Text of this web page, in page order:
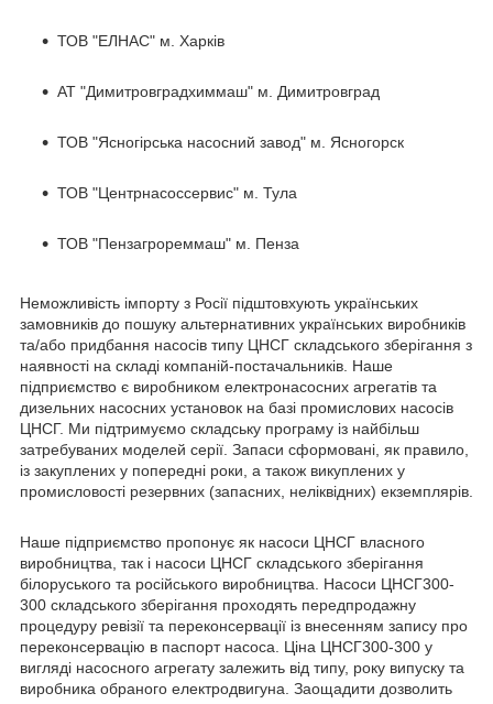
ТОВ "ЕЛНАС" м. Харків
АТ "Димитровградхиммаш" м. Димитровград
ТОВ "Ясногірська насосний завод" м. Ясногорск
ТОВ "Центрнасоссервис" м. Тула
ТОВ "Пензагрореммаш" м. Пенза
Неможливість імпорту з Росії підштовхують українських
замовників до пошуку альтернативних українських виробників
та/або придбання насосів типу ЦНСГ складського зберігання з
наявності на складі компаній-постачальників. Наше
підприємство є виробником електронасосних агрегатів та
дизельних насосних установок на базі промислових насосів
ЦНСГ. Ми підтримуємо складську програму із найбільш
затребуваних моделей серії. Запаси сформовані, як правило,
із закуплених у попередні роки, а також викуплених у
промисловості резервних (запасних, неліквідних) екземплярів.
Наше підприємство пропонує як насоси ЦНСГ власного
виробництва, так і насоси ЦНСГ складського зберігання
білоруського та російського виробництва. Насоси ЦНСГ300-
300 складського зберігання проходять передпродажну
процедуру ревізії та переконсервації із внесенням запису про
переконсервацію в паспорт насоса. Ціна ЦНСГ300-300 у
вигляді насосного агрегату залежить від типу, року випуску та
виробника обраного електродвигуна. Заощадити дозволить